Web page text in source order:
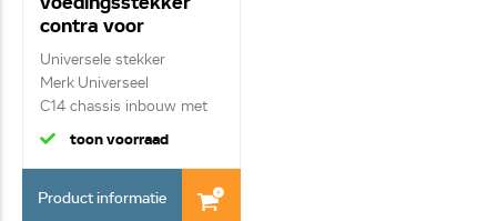
contra voor
apparaten C14
Universele stekker
Merk Universeel
C14 chassis inbouw met
...
toon voorraad
Product informatie